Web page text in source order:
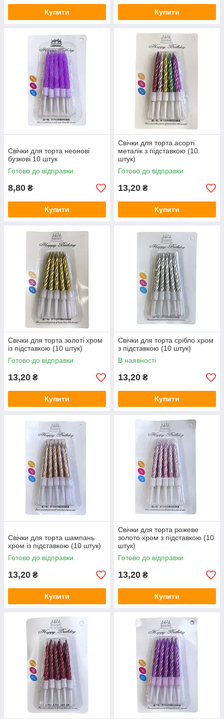
Купити Купити
Свічки для торта неонові
бузкові 10 штук
Готово до відправки
8,80 ₴
Купити
Свічки для торта асорті
металік з підставкою (10
штук)
Готово до відправки
13,20 ₴
Купити
Свічки для торта золоті хром
із підставкою (10 штук)
Готово до відправки
13,20 ₴
Купити
Свічки для торта срібло хром
з підставкою (10 штук)
В наявності
13,20 ₴
Купити
Свічки для торта шампань
хром із підставкою (10 штук)
Готово до відправки
13,20 ₴
Купити
Свічки для торта рожеве
золото хром з підставкою (10
штук)
Готово до відправки
13,20 ₴
Купити